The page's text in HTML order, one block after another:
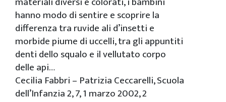
hanno modo di sentire e scoprire la
differenza tra ruvide ali d’insetti e
morbide piume di uccelli, tra gli appuntiti
denti dello squalo e il vellutato corpo
delle api…
Cecilia Fabbri – Patrizia Ceccarelli, Scuola
dell’Infanzia 2, 7, 1 marzo 2002, 2